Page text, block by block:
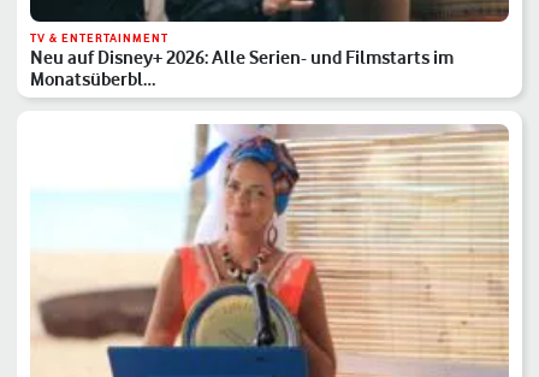
TV & ENTERTAINMENT
Neu auf Disney+ 2026: Alle Serien- und Filmstarts im
Monatsüberbl…